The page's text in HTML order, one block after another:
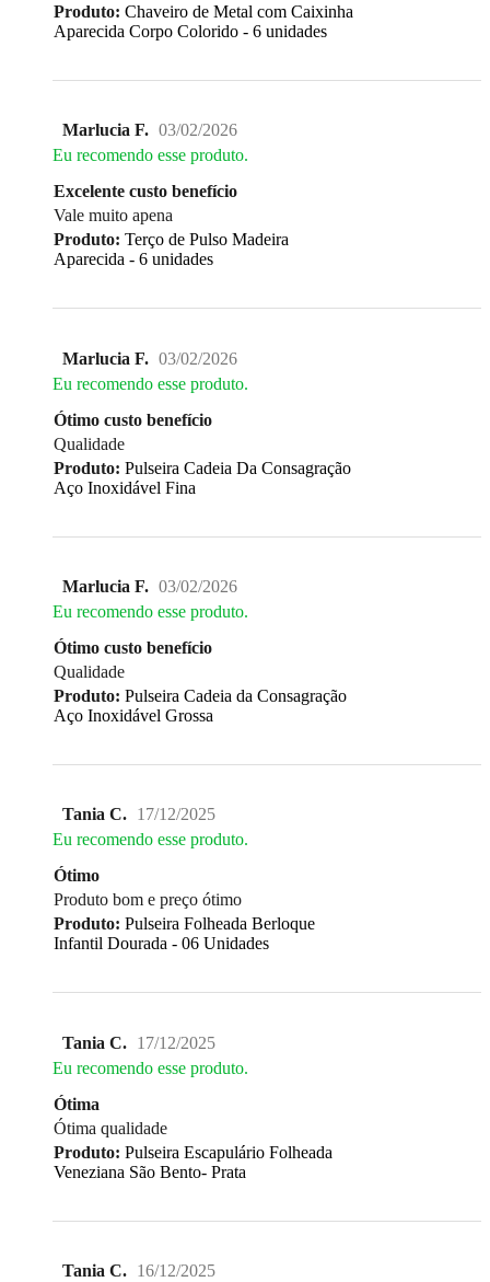
Produto: Chaveiro de Metal com Caixinha
Aparecida Corpo Colorido - 6 unidades
Marlucia F. 03/02/2026
Eu recomendo esse produto.
Excelente custo benefício
Vale muito apena
Produto: Terço de Pulso Madeira
Aparecida - 6 unidades
Marlucia F. 03/02/2026
Eu recomendo esse produto.
Ótimo custo benefício
Qualidade
Produto: Pulseira Cadeia Da Consagração
Aço Inoxidável Fina
Marlucia F. 03/02/2026
Eu recomendo esse produto.
Ótimo custo benefício
Qualidade
Produto: Pulseira Cadeia da Consagração
Aço Inoxidável Grossa
Tania C. 17/12/2025
Eu recomendo esse produto.
Ótimo
Produto bom e preço ótimo
Produto: Pulseira Folheada Berloque
Infantil Dourada - 06 Unidades
Tania C. 17/12/2025
Eu recomendo esse produto.
Ótima
Ótima qualidade
Produto: Pulseira Escapulário Folheada
Veneziana São Bento- Prata
Tania C. 16/12/2025